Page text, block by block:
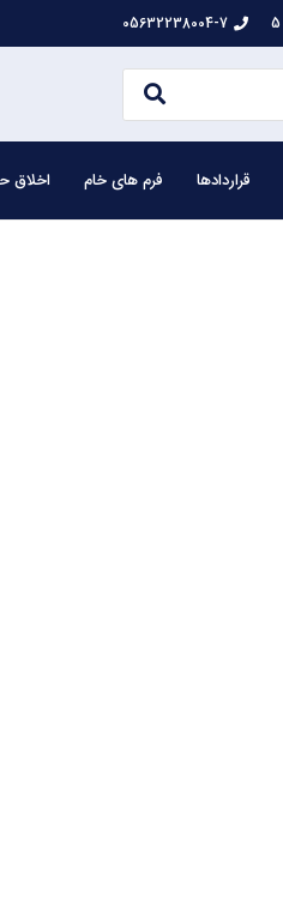
05632238004-7
قراردادها فرم های خام اخلاق